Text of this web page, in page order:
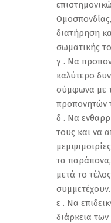
διατήρηση
σωματικής
γ . Να
καλύτερο
σύμφωνα με
προπονητών
δ . Να
τους και να
τα
μετά το
συμμετέχουν.
ε . Να
διάρκεια